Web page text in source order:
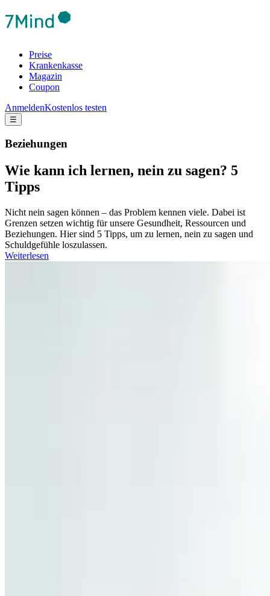
Preise
Krankenkasse
Magazin
Coupon
AnmeldenKostenlos testen
☰
Beziehungen
Wie kann ich lernen, nein zu sagen? 5
Tipps
Nicht nein sagen können – das Problem kennen viele. Dabei ist
Grenzen setzen wichtig für unsere Gesundheit, Ressourcen und
Beziehungen. Hier sind 5 Tipps, um zu lernen, nein zu sagen und
Schuldgefühle loszulassen.
Weiterlesen